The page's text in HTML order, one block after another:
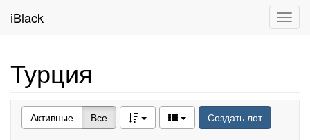
iBlack
Турция
Активные Все Создать лот